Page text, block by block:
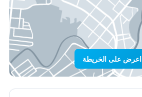
اعرض على الخريطة